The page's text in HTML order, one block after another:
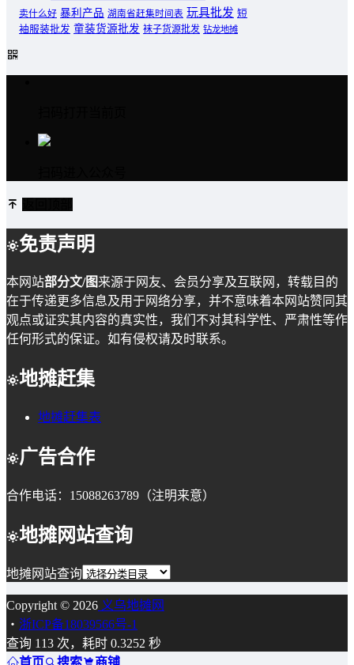
卖什么好 暴利产品 湖南省赶集时间表 玩具批发 短
袖服装批发 童装货源批发 袜子货源批发 钻龙地摊
免责声明
本网站部分文/图来源于网友、会员分享及互联网，转载目的
在于传递更多信息及用于网络分享，并不意味着本网站赞同其
观点或证实其内容的真实性，我们不对其科学性、严肃性等作
任何形式的保证。如有侵权请及时联系。
地摊赶集
地摊赶集表
广告合作
合作电话：15088263789（注明来意）
地摊网站查询
地摊网站查询
Copyright © 2026 义乌地摊网
・ 浙ICP备18039566号-1
查询 113 次，耗时 0.3252 秒
首页
搜索 商铺